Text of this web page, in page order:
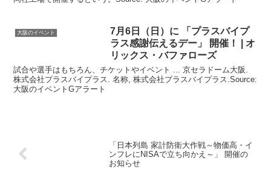
大阪のイベント
7月6日（日）に 「プラスバイプ
ラス感謝伝えるデー」 開催！ | オ
リックス・バファローズ
試合や選手はもちろん、チケットやイベント ... 京セラドーム大阪.
株式会社プラスバイプラス. 名称, 株式会社プラスバイプラス.Source:
大阪のイベントGアラート
「日本列島 家計防衛大作戦～物価高・イ
ンフレにNISAで立ち向かえ～」 開催の
お知らせ